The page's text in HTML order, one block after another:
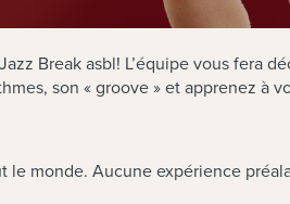
Break asbl! L’équipe vous fera
son « groove » et apprenez à
monde. Aucune expérience